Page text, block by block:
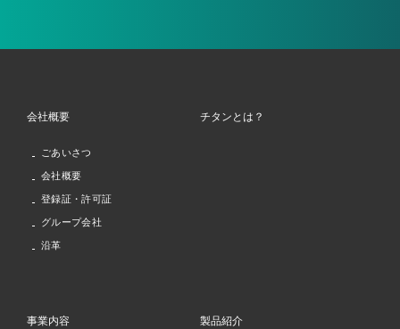
会社概要
ごあいさつ
会社概要
登録証・許可証
グループ会社
沿革
チタンとは？
事業内容 製品紹介